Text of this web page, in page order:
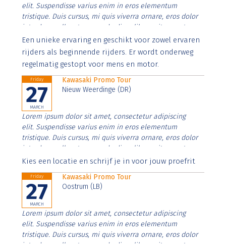
elit. Suspendisse varius enim in eros elementum
tristique. Duis cursus, mi quis viverra ornare, eros dolor
interdum nulla, ut commodo diam libero vitae erat.
Aenean faucibus nibh et justo cursus id rutrum lorem
imperdiet. Nunc ut sem vitae risus tristique posuere.
Een unieke ervaring en geschikt voor zowel ervaren
rijders als beginnende rijders. Er wordt onderweg
regelmatig gestopt voor mens en motor.
Friday
27
MARCH
Kawasaki Promo Tour
Nieuw Weerdinge (DR)
Lorem ipsum dolor sit amet, consectetur adipiscing
elit. Suspendisse varius enim in eros elementum
tristique. Duis cursus, mi quis viverra ornare, eros dolor
interdum nulla, ut commodo diam libero vitae erat.
Aenean faucibus nibh et justo cursus id rutrum lorem
Kies een locatie en schrijf je in voor jouw proefrit
Friday
27
MARCH
Kawasaki Promo Tour
Oostrum (LB)
Lorem ipsum dolor sit amet, consectetur adipiscing
elit. Suspendisse varius enim in eros elementum
tristique. Duis cursus, mi quis viverra ornare, eros dolor
interdum nulla, ut commodo diam libero vitae erat.